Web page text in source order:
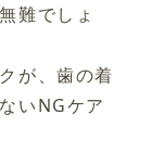
難でしょ
が、歯の着
いNGケア